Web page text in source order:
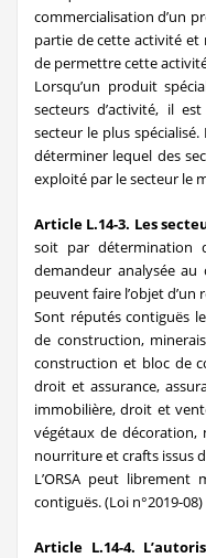
commercialisation d’un
partie de cette activité et
de permettre cette
Lorsqu’un produit
secteurs d’activité, il
secteur le plus
déterminer lequel des
exploité par le secteur le
Article L.14-3. Les
soit par détermination
demandeur analysée au
peuvent faire l’objet d’un
Sont réputés contiguës
de construction,
construction et bloc de
droit et assurance,
immobilière, droit et
végétaux de
nourriture et crafts issus
L’ORSA peut
contiguës. (Loi n°2019-08)
Article L.14-4.